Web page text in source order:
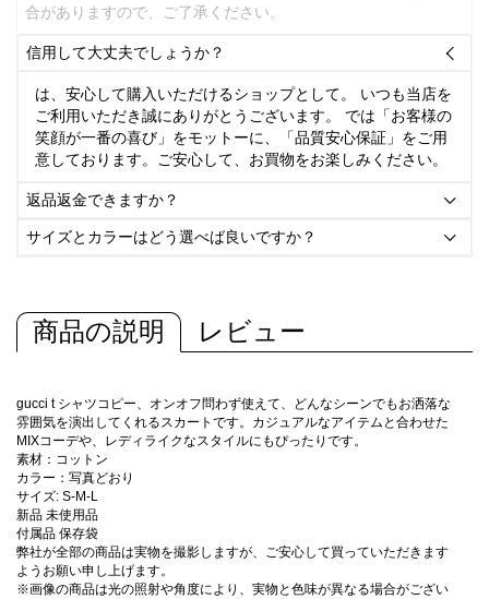
合がありますので、ご了承ください。
信用して大丈夫でしょうか？ 
は、安心して購入いただけるショップとして。 いつも当店を
ご利用いただき誠にありがとうございます。 では「お客様の
笑顔が一番の喜び」をモットーに、「品質安心保証」をご用
意しております。ご安心して、お買物をお楽しみください。
返品返金できますか？ 
サイズとカラーはどう選べば良いですか？ 
商品の説明 レビュー
gucci t シャツコピー、オンオフ問わず使えて、どんなシーンでもお洒落な
雰囲気を演出してくれるスカートです。カジュアルなアイテムと合わせた
MIXコーデや、レディライクなスタイルにもぴったりです。
素材：コットン
カラー：写真どおり
サイズ: S-M-L
新品 未使用品
付属品 保存袋
弊社が全部の商品は実物を撮影しますが、ご安心して買っていただきます
ようお願い申し上げます。
※画像の商品は光の照射や角度により、実物と色味が異なる場合がござい